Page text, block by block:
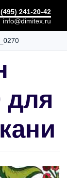
241-20-42
info@dimitex.ru
для